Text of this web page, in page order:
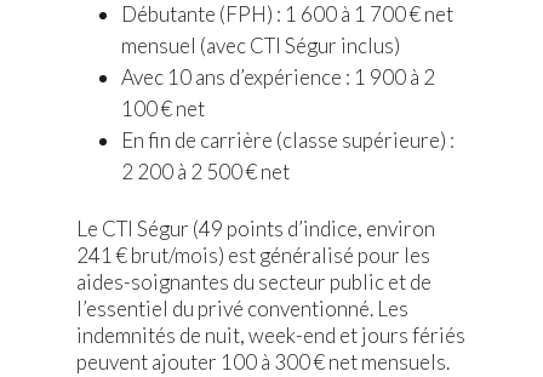
Débutante (FPH) : 1 600 à 1 700 € net
mensuel (avec CTI Ségur inclus)
Avec 10 ans d’expérience : 1 900 à 2
100 € net
En fin de carrière (classe supérieure) :
2 200 à 2 500 € net
Le CTI Ségur (49 points d’indice, environ
241 € brut/mois) est généralisé pour les
aides-soignantes du secteur public et de
l’essentiel du privé conventionné. Les
indemnités de nuit, week-end et jours fériés
peuvent ajouter 100 à 300 € net mensuels.